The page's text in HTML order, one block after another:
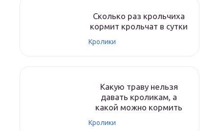
Сколько раз крольчиха
кормит крольчат в сутки
Кролики
Какую траву нельзя
давать кроликам, а
какой можно кормить
Кролики